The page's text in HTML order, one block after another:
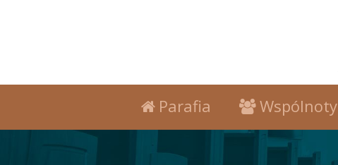
Parafia Wspólnoty